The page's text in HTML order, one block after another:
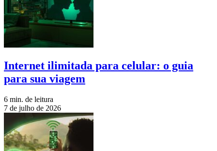
Internet ilimitada para celular: o guia
para sua viagem
6 min. de leitura
7 de julho de 2026